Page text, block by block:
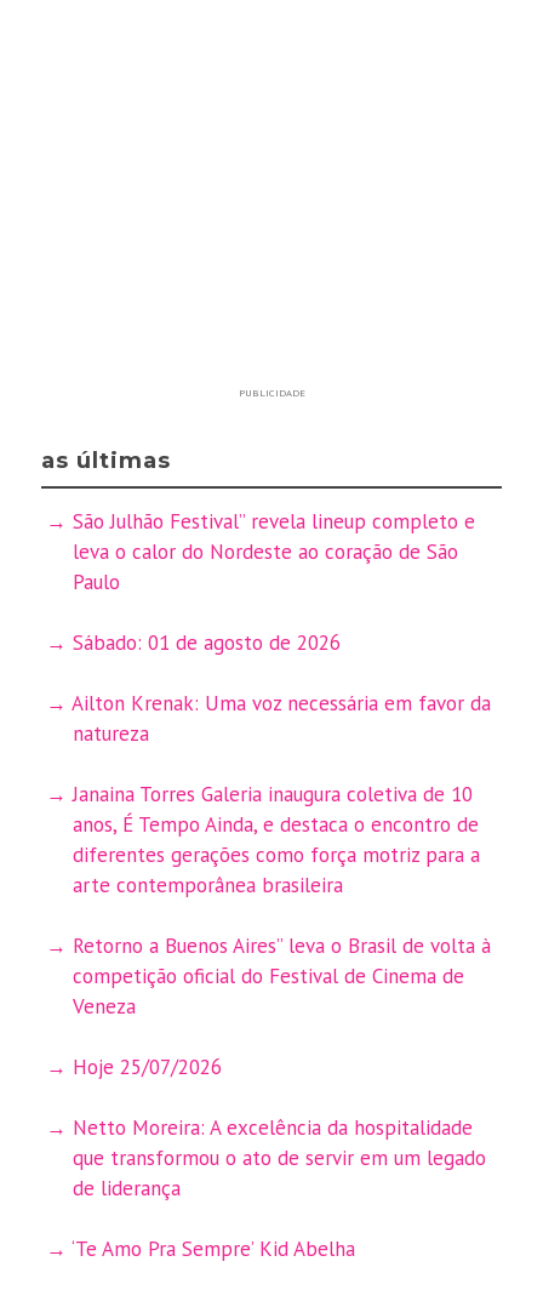
PUBLICIDADE
as últimas
São Julhão Festival” revela lineup completo e
leva o calor do Nordeste ao coração de São
Paulo
Sábado: 01 de agosto de 2026
Ailton Krenak: Uma voz necessária em favor da
natureza
Janaina Torres Galeria inaugura coletiva de 10
anos, É Tempo Ainda, e destaca o encontro de
diferentes gerações como força motriz para a
arte contemporânea brasileira
Retorno a Buenos Aires” leva o Brasil de volta à
competição oficial do Festival de Cinema de
Veneza
Hoje 25/07/2026
Netto Moreira: A excelência da hospitalidade
que transformou o ato de servir em um legado
de liderança
‘Te Amo Pra Sempre’ Kid Abelha